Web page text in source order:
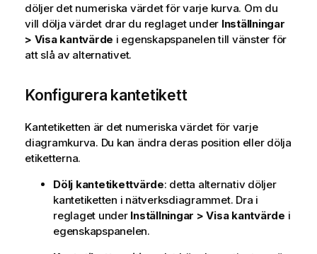
döljer det numeriska värdet för varje kurva. Om du
vill dölja värdet drar du reglaget under Inställningar
> Visa kantvärde i egenskapspanelen till vänster för
att slå av alternativet.
Konfigurera kantetikett
Kantetiketten är det numeriska värdet för varje
diagramkurva. Du kan ändra deras position eller dölja
etiketterna.
Dölj kantetikettvärde: detta alternativ döljer
kantetiketten i nätverksdiagrammet. Dra i
reglaget under Inställningar > Visa kantvärde i
egenskapspanelen.